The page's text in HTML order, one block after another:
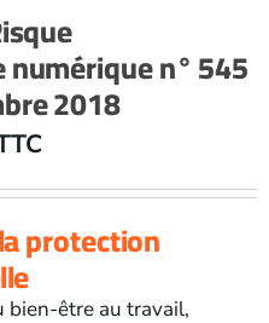
numérique n° 545
2018
protection
bien-être au travail,